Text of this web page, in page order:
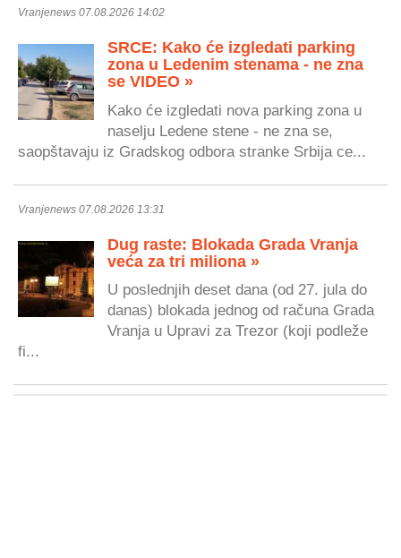
Vranjenews 07.08.2026 14:02
SRCE: Kako će izgledati parking
zona u Ledenim stenama - ne zna
se VIDEO »
Kako će izgledati nova parking zona u
naselju Ledene stene - ne zna se,
saopštavaju iz Gradskog odbora stranke Srbija ce...
Vranjenews 07.08.2026 13:31
Dug raste: Blokada Grada Vranja
veća za tri miliona »
U poslednjih deset dana (od 27. jula do
danas) blokada jednog od računa Grada
Vranja u Upravi za Trezor (koji podleže
fi...